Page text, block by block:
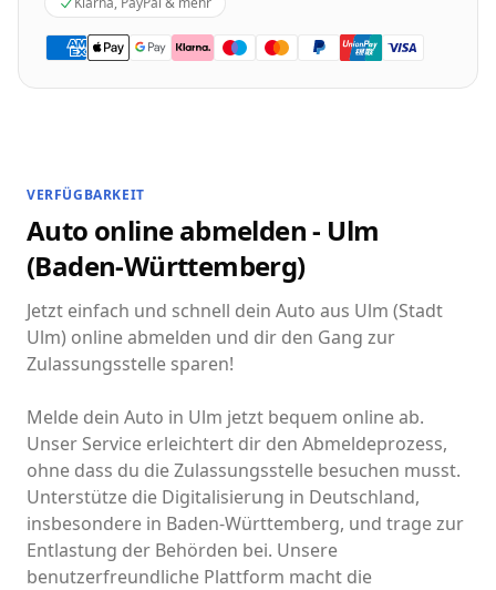
VERFÜGBARKEIT
Auto online abmelden - Ulm
(Baden-Württemberg)
Jetzt einfach und schnell dein Auto aus Ulm (Stadt
Ulm) online abmelden und dir den Gang zur
Zulassungsstelle sparen!
Melde dein Auto in Ulm jetzt bequem online ab.
Unser Service erleichtert dir den Abmeldeprozess,
ohne dass du die Zulassungsstelle besuchen musst.
Unterstütze die Digitalisierung in Deutschland,
insbesondere in Baden-Württemberg, und trage zur
Entlastung der Behörden bei. Unsere
benutzerfreundliche Plattform macht die